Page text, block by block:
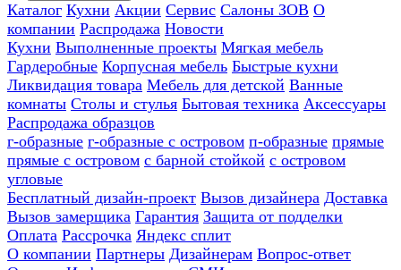
Каталог Кухни Акции Сервис Салоны ЗОВ О
компании Распродажа Новости
Кухни Выполненные проекты Мягкая мебель
Гардеробные Корпусная мебель Быстрые кухни
Ликвидация товара Мебель для детской Ванные
комнаты Столы и стулья Бытовая техника Аксессуары
Распродажа образцов
г-образные г-образные с островом п-образные прямые
прямые с островом с барной стойкой с островом
угловые
Бесплатный дизайн-проект Вызов дизайнера Доставка
Вызов замерщика Гарантия Защита от подделки
Оплата Рассрочка Яндекс сплит
О компании Партнеры Дизайнерам Вопрос-ответ